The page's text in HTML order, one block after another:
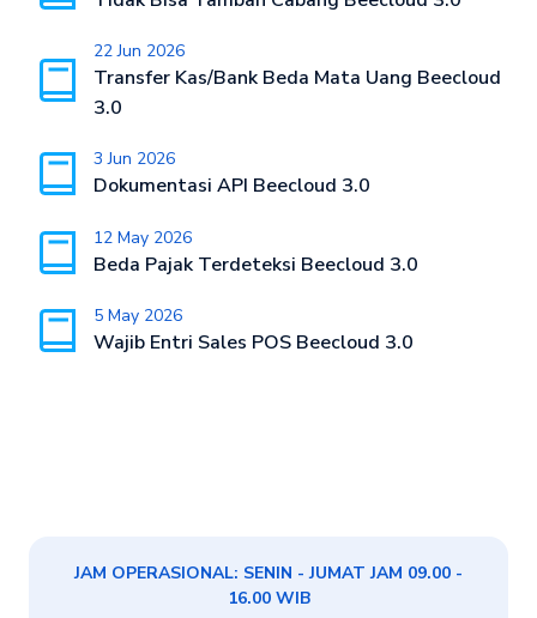
22 Jun 2026
Transfer Kas/Bank Beda Mata Uang Beecloud
3.0
3 Jun 2026
Dokumentasi API Beecloud 3.0
12 May 2026
Beda Pajak Terdeteksi Beecloud 3.0
5 May 2026
Wajib Entri Sales POS Beecloud 3.0
JAM OPERASIONAL: SENIN - JUMAT JAM 09.00 -
16.00 WIB